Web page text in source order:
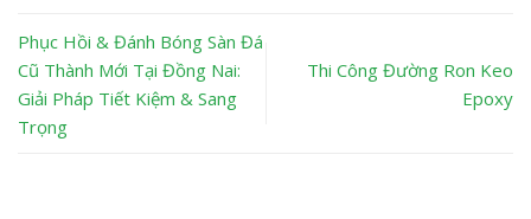
Phục Hồi & Đánh Bóng Sàn Đá
Cũ Thành Mới Tại Đồng Nai:
Giải Pháp Tiết Kiệm & Sang
Trọng
Thi Công Đường Ron Keo
Epoxy